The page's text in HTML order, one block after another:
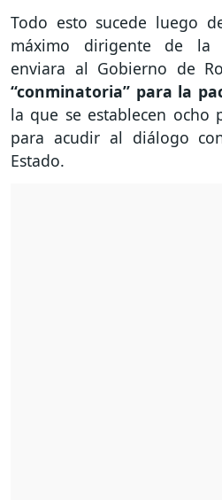
Todo esto sucede luego
máximo dirigente de la
enviara al Gobierno de
“conminatoria” para la
la que se establecen ocho
para acudir al diálogo
Estado.